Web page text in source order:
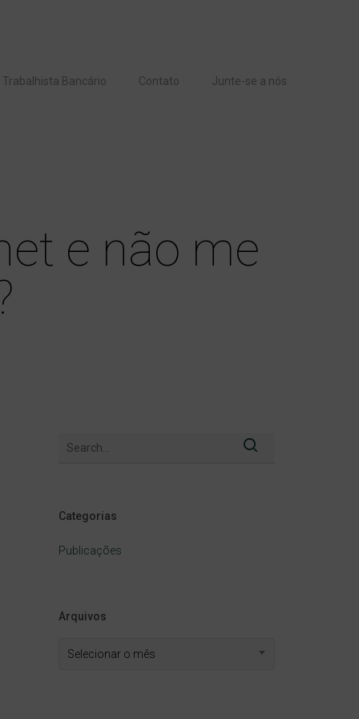
Trabalhista Bancário Contato Junte-se a nós
e não me
Categorias
Publicações
Arquivos
Arquivos
Selecionar o mês